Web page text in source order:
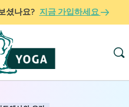
셨나요? 지금 가입하세요